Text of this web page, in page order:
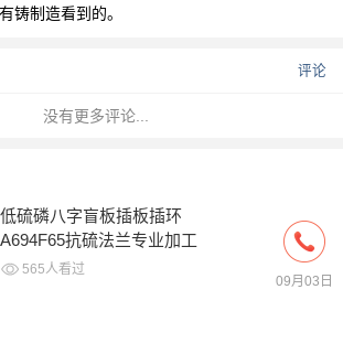
铸制造看到的。
评论
没有更多评论...
低硫磷八字盲板插板插环
A694F65抗硫法兰专业加工
AP565人看过
09月03日